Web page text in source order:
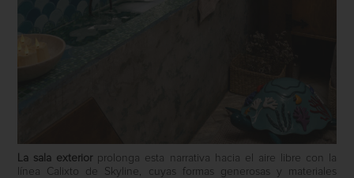
La sala exterior prolonga esta narrativa hacia el aire libre con la
línea Calixto de Skyline, cuyas formas generosas y materiales